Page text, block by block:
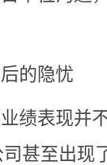
的隐忧
绩表现并
甚至出现